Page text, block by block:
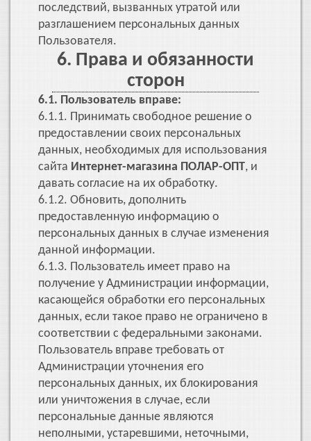
последствий, вызванных утратой или
разглашением персональных данных
Пользователя.
6. Права и обязанности
сторон
6.1. Пользователь вправе:
6.1.1. Принимать свободное решение о
предоставлении своих персональных
данных, необходимых для использования
сайта Интернет-магазина ПОЛАР-ОПТ, и
давать согласие на их обработку.
6.1.2. Обновить, дополнить
предоставленную информацию о
персональных данных в случае изменения
данной информации.
6.1.3. Пользователь имеет право на
получение у Администрации информации,
касающейся обработки его персональных
данных, если такое право не ограничено в
соответствии с федеральными законами.
Пользователь вправе требовать от
Администрации уточнения его
персональных данных, их блокирования
или уничтожения в случае, если
персональные данные являются
неполными, устаревшими, неточными,